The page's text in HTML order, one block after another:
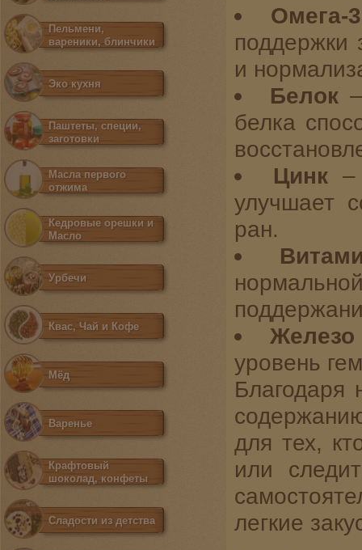
Омега-
поддержки
и
Белок
белка
Цинк –
улучшает
ран.
Железо
уровень
Благодаря
для тех,
или
легкие
Пельмени,
вареники, блинчики
Эко кухня
Паштеты, специи,
заготовки
Масла первого
отжима
Кедровые орешки и
Масло
Урбечи
Квас, Чай и Кофе
Мёд
Варенье
Крафтовый
шоколад, конфеты
Сладости из детства